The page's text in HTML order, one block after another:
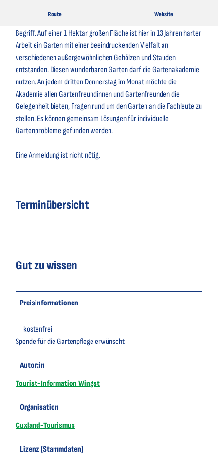
Route Website
Begriff. Auf einer 1 Hektar großen Fläche ist hier in 13 Jahren harter
Arbeit ein Garten mit einer beeindruckenden Vielfalt an
verschiedenen außergewöhnlichen Gehölzen und Stauden
entstanden. Diesen wunderbaren Garten darf die Gartenakademie
nutzen. An jedem dritten Donnerstag im Monat möchte die
Akademie allen Gartenfreundinnen und Gartenfreunden die
Gelegenheit bieten, Fragen rund um den Garten an die Fachleute zu
stellen. Es können gemeinsam Lösungen für individuelle
Gartenprobleme gefunden werden.
Eine Anmeldung ist nicht nötig.
Terminübersicht
Gut zu wissen
Preisinformationen
kostenfrei
Spende für die Gartenpflege erwünscht
Autor:in
Tourist-Information Wingst
Organisation
Cuxland-Tourismus
Lizenz (Stammdaten)